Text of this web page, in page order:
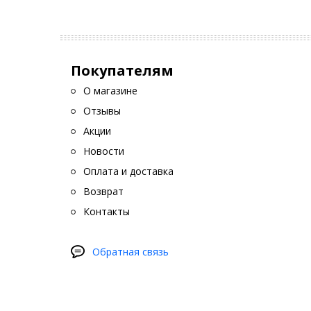
Не
он
Покупателям
О магазине
Отзывы
Акции
Новости
Оплата и доставка
Возврат
Контакты
Обратная связь